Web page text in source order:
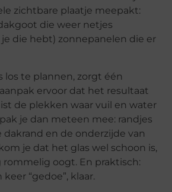
zichtbare plaatje meepakt:
die weer netjes
die hebt) zonnepanelen die er
los te plannen, zorgt één
ervoor dat het resultaat
de plekken waar vuil en water
je dan meteen mee: randjes
dakrand en de onderzijde van
je dat het glas wel schoon is,
rommelig oogt. En praktisch:
“gedoe”, klaar.